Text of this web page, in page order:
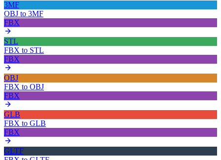
3MF
OBJ to 3MF
FBX
STL
FBX to STL
FBX
OBJ
FBX to OBJ
FBX
GLB
FBX to GLB
FBX
GLTF